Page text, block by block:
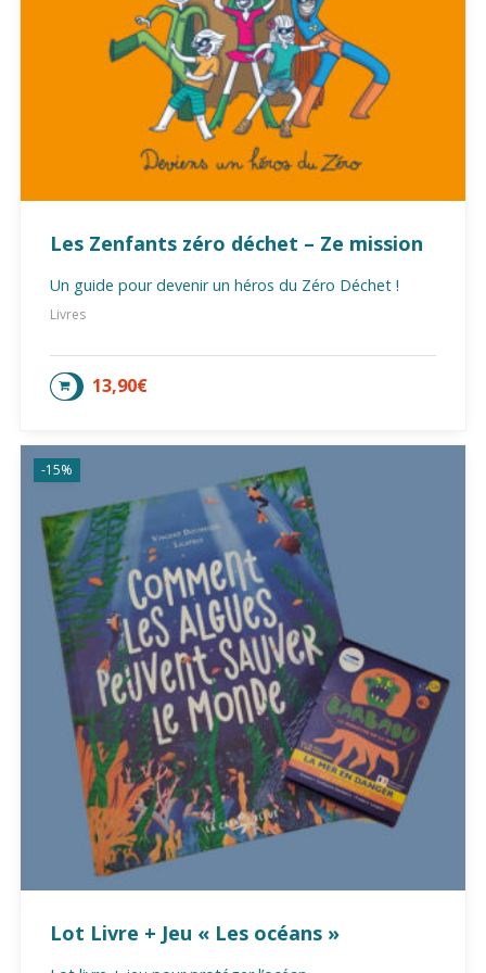
Les Zenfants zéro déchet – Ze mission
Un guide pour devenir un héros du Zéro Déchet !
Livres
13,90€
AJOUTER AU PANIER
-15%
Lot Livre + Jeu « Les océans »